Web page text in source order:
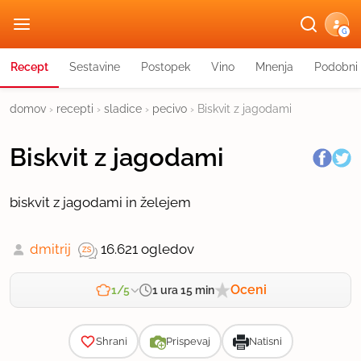
G
Recept Sestavine Postopek Vino Mnenja
domov › recepti › sladice › pecivo › Biskvit z jagodami
Biskvit z jagodami
biskvit z jagodami in želejem
dmitrij 16.621 ogledov
1/5 1 ura 15 min Oceni
Shrani Prispevaj Natisni